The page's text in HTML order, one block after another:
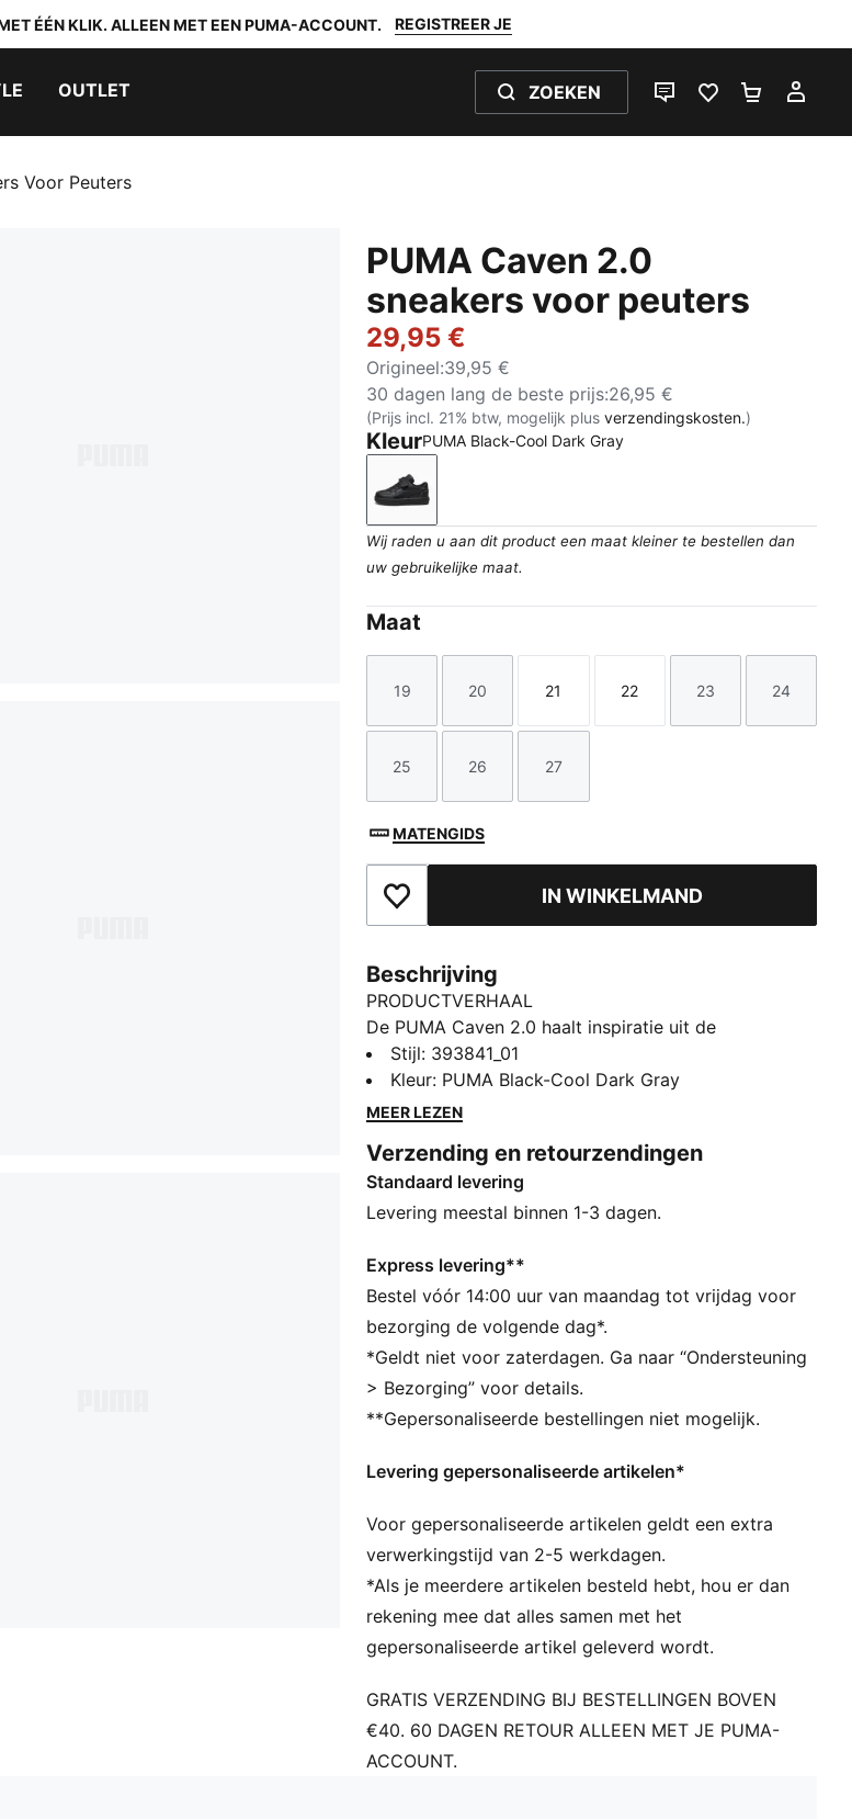
ÉÉN KLIK. ALLEEN MET EEN PUMA-ACCOUNT. REGISTREER JE
OUTLET ZOEKEN
LIVE CHATFAVORIETEN 0
Voor Peuters
PUMA Caven 2.0
sneakers voor peuters
29,95 €
Origineel:39,95 €
30 dagen lang de beste prijs:26,95 €
(Prijs incl. 21% btw, mogelijk plusverzendingskosten.)
KleurPUMA Black-Cool Dark Gray
PUMA Black-Cool Dark Gray
Wij raden u aan dit product een maat kleiner te bestellen dan
uw gebruikelijke maat.
Maat
Maat
19
Maat
20
Maat
21
Maat
22
Maat
23
Maat
24
Maat
25
Maat
26
Maat
27
MATENGIDS
Toegevoegd aan favorietenIN WINKELMAND
Beschrijving
PRODUCTVERHAAL
De PUMA Caven 2.0 haalt inspiratie uit de
Amerikaanse collegestijl van de jaren 90. Een
nostalgisch design met vintage Amerikaanse
esthetiek. Het bovenwerk is puur PUMA-DNA, en de
optimaal comfort, de hele dag door.
ALLE INS EN OUTS
SOFTFOAM+: comfortabele instap-inlegzool voor
DETAILS
Bovenwerk van imitatieleer
Elastische en klittenbandsluiting
Rubberen tussenzool en zool
PUMA Formstrip
PUMA-brandingdetails
Stijl: 393841_01
Kleur: PUMA Black-Cool Dark Gray
MEER LEZEN
Verzending en retourzendingen
Standaard levering
Levering meestal binnen 1-3 dagen.
Express levering**
Bestel vóór 14:00 uur van maandag tot vrijdag voor
bezorging de volgende dag*.
*Geldt niet voor zaterdagen. Ga naar “Ondersteuning
> Bezorging” voor details.
**Gepersonaliseerde bestellingen niet mogelijk.
Levering gepersonaliseerde artikelen*
Voor gepersonaliseerde artikelen geldt een extra
verwerkingstijd van 2-5 werkdagen.
*Als je meerdere artikelen besteld hebt, hou er dan
rekening mee dat alles samen met het
gepersonaliseerde artikel geleverd wordt.
GRATIS VERZENDING BIJ BESTELLINGEN BOVEN
€40. 60 DAGEN RETOUR ALLEEN MET JE PUMA-
ACCOUNT.